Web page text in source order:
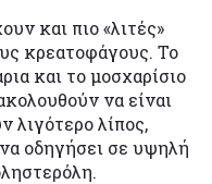
και πιο «λιτές»
κρεατοφάγους. Το
και το μοσχαρίσιο
να είναι
λιγότερο λίπος,
οδηγήσει σε υψηλή